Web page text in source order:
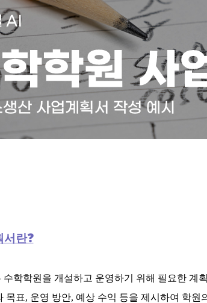
란❓
수학학원을 개설하고 운영하기 위해 필요한 계
목표, 운영 방안, 예상 수익 등을 제시하여 학